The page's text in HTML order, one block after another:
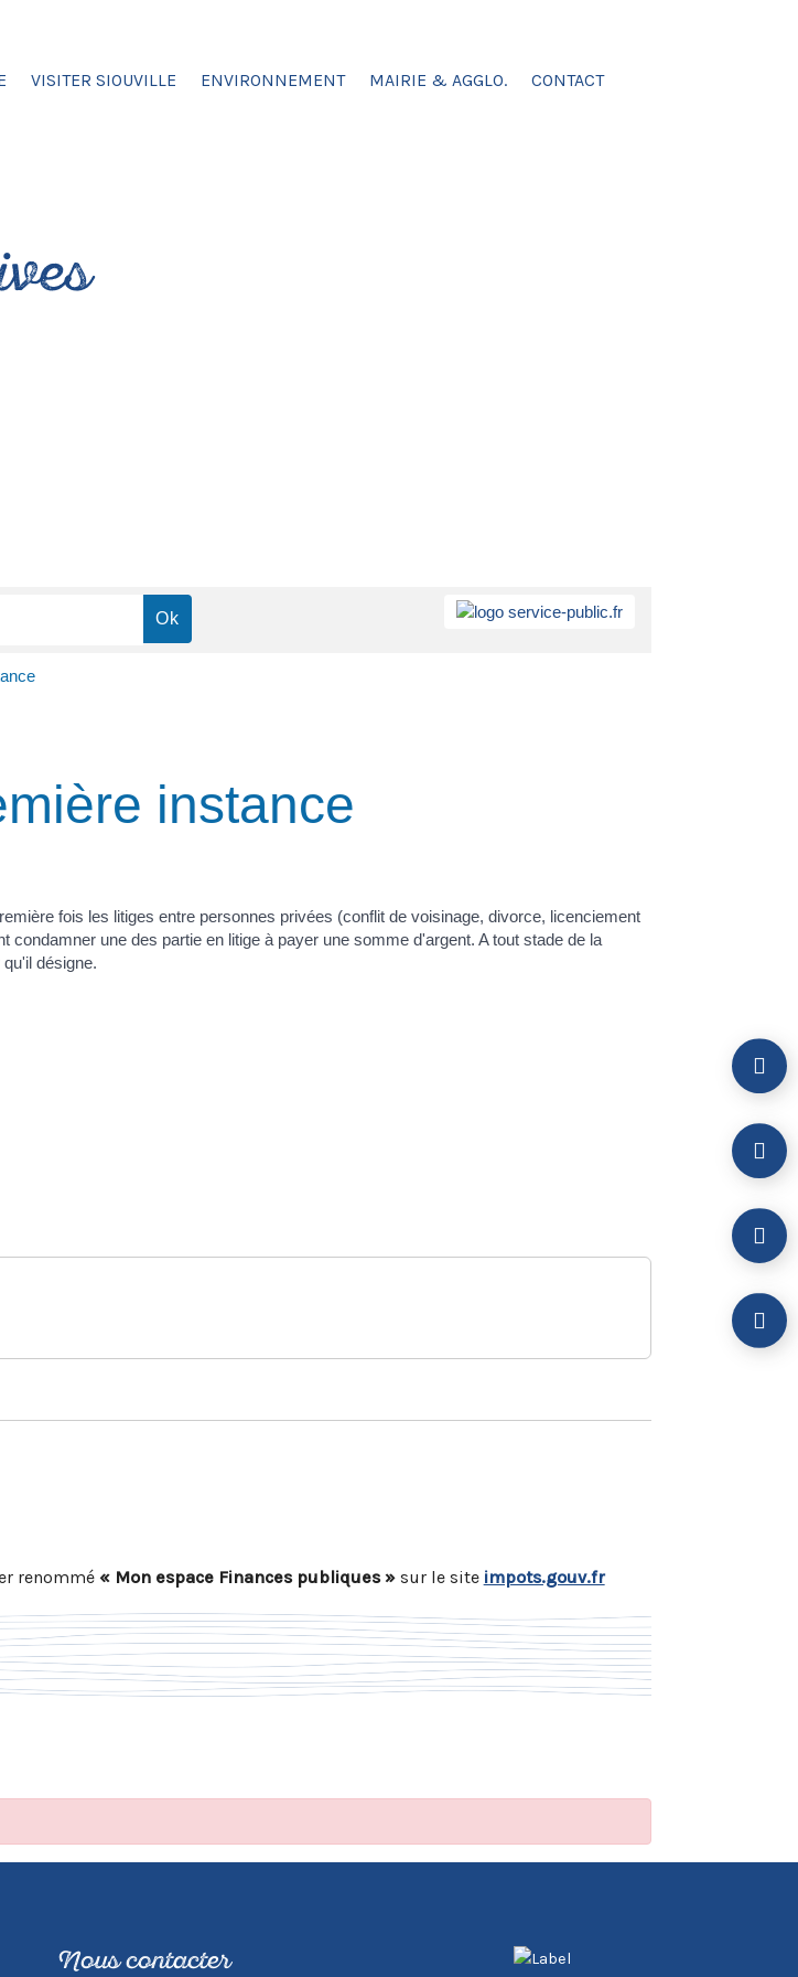
VISITER SIOUVILLE ENVIRONNEMENT MAIRIE & AGGLO. CONTACT
instance
fois les litiges entre personnes privées (conflit de voisinage, divorce, licenciement
une des partie en litige à payer une somme d'argent. A tout stade de la
désigne.
renommé « Mon espace Finances publiques »sur le site impots.gouv.fr
Nous contacter